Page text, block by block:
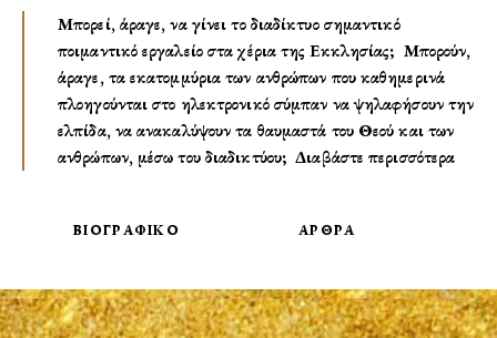
Μπορεί, άραγε, να γίνει το διαδίκτυο σημαντικό
ποιμαντικό εργαλείο στα χέρια της Εκκλησίας; Μπορούν,
άραγε, τα εκατομμύρια των ανθρώπων που καθημερινά
πλοηγούνται στο ηλεκτρονικό σύμπαν να ψηλαφήσουν την
ελπίδα, να ανακαλύψουν τα θαυμαστά του Θεού και των
ανθρώπων, μέσω του διαδικτύου;Διαβάστε περισσότερα
ΒΙΟΓΡΑΦΙΚΟ ΑΡΘΡΑ